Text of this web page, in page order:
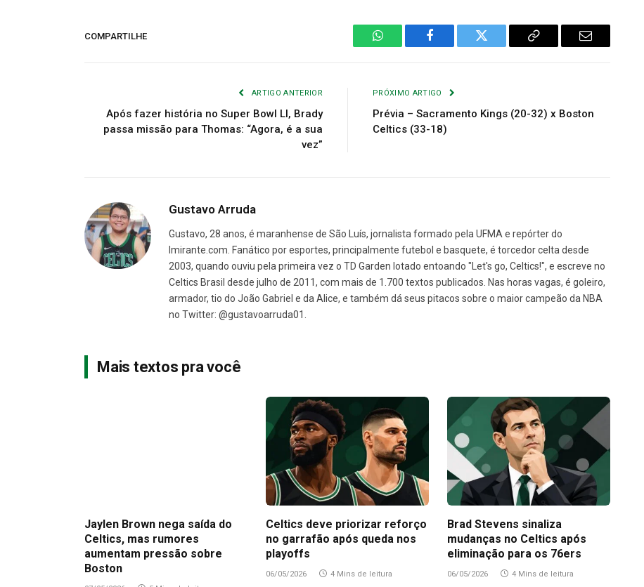
COMPARTILHE
WhatsAppFacebook Twitter
Copiar
E-
ARTIGO ANTERIOR
Após fazer história no Super Bowl LI, Brady
passa missão para Thomas: “Agora, é a sua
vez”
PRÓXIMO ARTIGO
Prévia – Sacramento Kings (20-32) x Boston
Celtics (33-18)
Gustavo Arruda
Gustavo, 28 anos, é maranhense de São Luís, jornalista formado pela UFMA e repórter do
Imirante.com. Fanático por esportes, principalmente futebol e basquete, é torcedor celta desde
2003, quando ouviu pela primeira vez o TD Garden lotado entoando "Let's go, Celtics!", e escreve no
Celtics Brasil desde julho de 2011, com mais de 1.700 textos publicados. Nas horas vagas, é goleiro,
armador, tio do João Gabriel e da Alice, e também dá seus pitacos sobre o maior campeão da NBA
no Twitter: @gustavoarruda01.
Mais textos pra você
Jaylen Brown nega saída do
Celtics, mas rumores
aumentam pressão sobre
Boston
Celtics deve priorizar reforço
no garrafão após queda nos
playoffs
06/05/2026 4 Mins de leitura
Brad Stevens sinaliza
mudanças no Celtics após
eliminação para os 76ers
06/05/2026 4 Mins de leitura